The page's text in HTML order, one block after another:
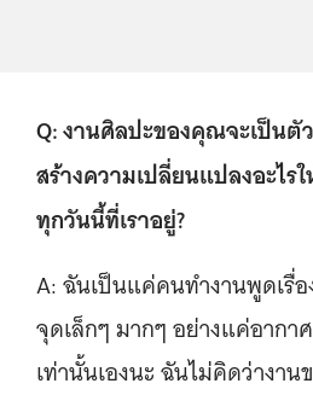
Q: งานศิลปะของคุณจะเป็นตั
สร้างความเปลี่ยนแปลงอะไร
ทุกวันนี้ที่เราอยู่?
A: ฉันเป็นแค่คนทำงานพูดเรื่
จุดเล็กๆ มากๆ อย่างแค่อาก
เท่านั้นเองนะ ฉันไม่คิดว่างา